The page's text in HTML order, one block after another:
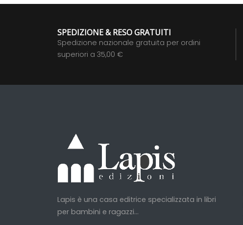
SPEDIZIONE & RESO GRATUITI
Spedizione nazionale gratuita per ordini
superiori a 35,00 €
Lapis è una casa editrice specializzata in libri
per bambini e ragazzi...